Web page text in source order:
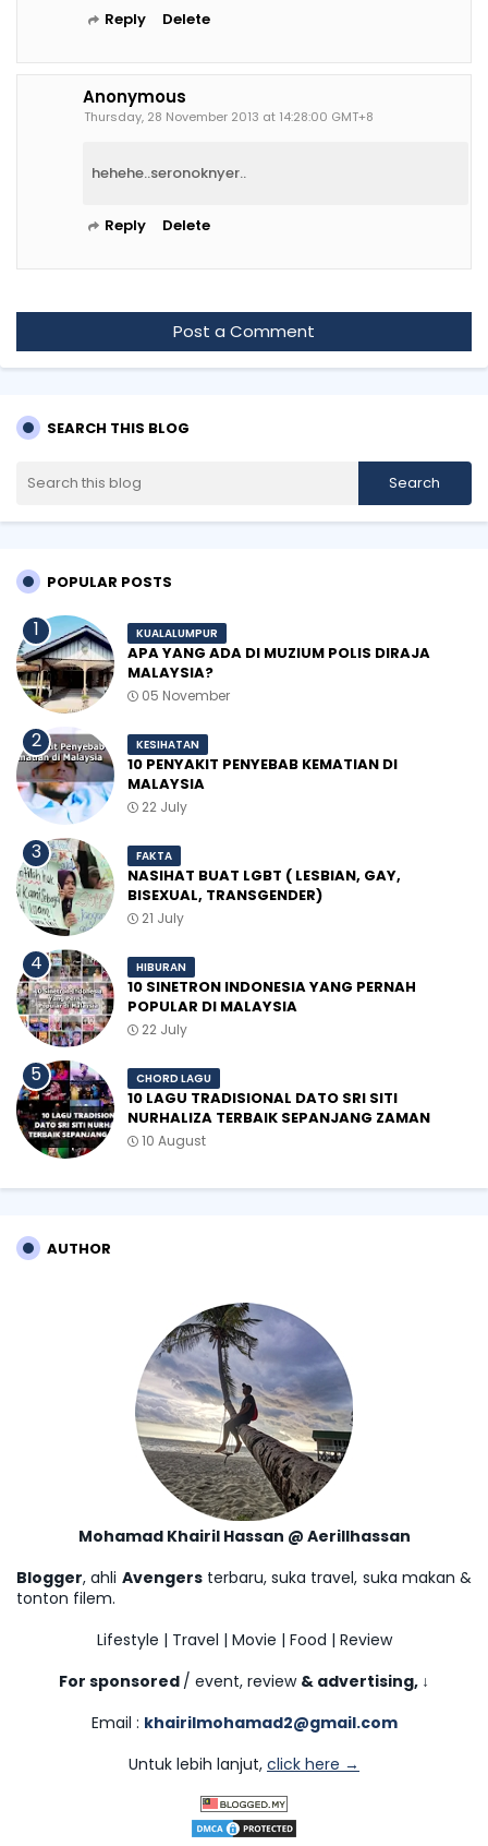
Reply Delete
Anonymous
Thursday, 28 November 2013 at 14:28:00 GMT+8
hehehe..seronoknyer..
Reply Delete
Post a Comment
SEARCH THIS BLOG
POPULAR POSTS
KUALALUMPUR
APA YANG ADA DI MUZIUM POLIS DIRAJA
MALAYSIA?
05 November
KESIHATAN
10 PENYAKIT PENYEBAB KEMATIAN DI
MALAYSIA
22 July
FAKTA
NASIHAT BUAT LGBT ( LESBIAN, GAY,
BISEXUAL, TRANSGENDER)
21 July
HIBURAN
10 SINETRON INDONESIA YANG PERNAH
POPULAR DI MALAYSIA
22 July
CHORD LAGU
10 LAGU TRADISIONAL DATO SRI SITI
NURHALIZA TERBAIK SEPANJANG ZAMAN
10 August
AUTHOR
Mohamad Khairil Hassan @ Aerillhassan
Blogger, ahli Avengersterbaru, suka travel, suka makan &
tonton filem.
Lifestyle | Travel | Movie | Food | Review
For sponsored / event, review & advertising, ↓
Email : khairilmohamad2@gmail.com
Untuk lebih lanjut, click here →